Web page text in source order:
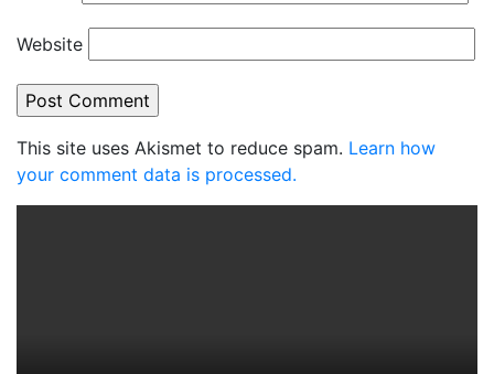
Website
This site uses Akismet to reduce spam. Learn how
your comment data is processed.